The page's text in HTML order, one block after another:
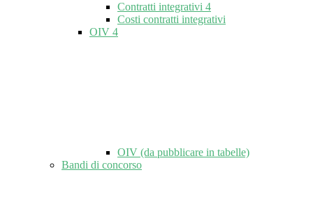
Contratti integrativi 4
Costi contratti integrativi
OIV 4
OIV (da pubblicare in tabelle)
Bandi di concorso